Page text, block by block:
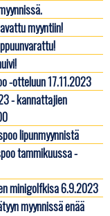
myyntiin!
-otteluun 17.11.2023
- kannattajien
lipunmyynnistä
tammikuussa -
minigolfkisa 6.9.2023
myynnissä enää